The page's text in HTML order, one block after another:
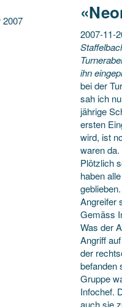
2007
2007-11-
ihn
bei der
sah ich
jährige
ersten
wird, ist
waren
Plötzlich
haben
Angreifer
Gemäss
Was der
Angriff
der
befanden
Gruppe
Infochef.
auch sie